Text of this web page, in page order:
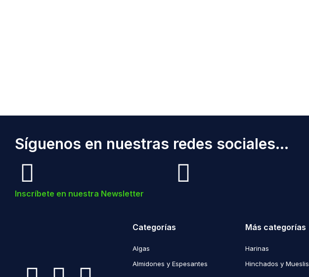
Síguenos en nuestras redes sociales...
Inscríbete en nuestra Newsletter
Categorías
Algas
Almidones y Espesantes
Más categorías
Harinas
Hinchados y Mueslis